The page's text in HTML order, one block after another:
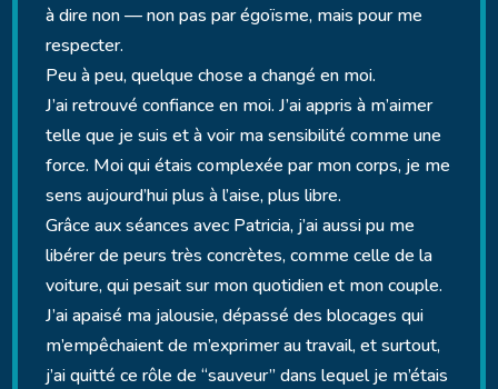
à dire non — non pas par égoïsme, mais pour me
respecter.
Peu à peu, quelque chose a changé en moi.
J’ai retrouvé confiance en moi. J’ai appris à m’aimer
telle que je suis et à voir ma sensibilité comme une
force. Moi qui étais complexée par mon corps, je me
sens aujourd’hui plus à l’aise, plus libre.
Grâce aux séances avec Patricia, j’ai aussi pu me
libérer de peurs très concrètes, comme celle de la
voiture, qui pesait sur mon quotidien et mon couple.
J’ai apaisé ma jalousie, dépassé des blocages qui
m’empêchaient de m’exprimer au travail, et surtout,
j’ai quitté ce rôle de “sauveur” dans lequel je m’étais